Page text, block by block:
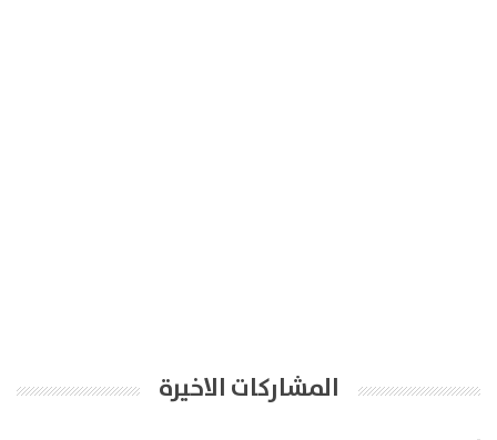
المشاركات الاخيرة